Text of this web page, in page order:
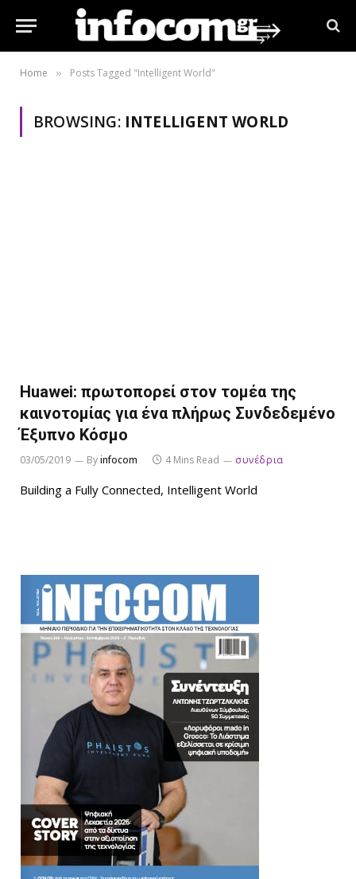
Home » Posts Tagged "Intelligent World"
BROWSING: INTELLIGENT WORLD
Huawei: πρωτοπορεί στον τομέα της
καινοτομίας για ένα πλήρως Συνδεδεμένο
Έξυπνο Κόσμο
03/05/2019 Byinfocom 4 Mins Read συνέδρια
Building a Fully Connected, Intelligent World